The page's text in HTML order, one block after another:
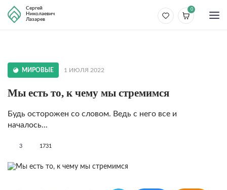
Сергей
Николаевич
Лазарев
0
МИРОВЫЕ 1 ИЮЛЯ 2022
Мы есть то, к чему мы стре­мимся
Будь осторожен со словом. Ведь с него все и
началось...
3 1731